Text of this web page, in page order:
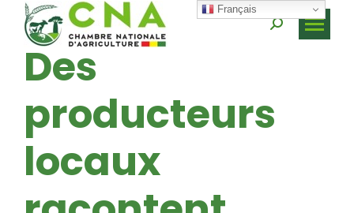
Recherche
Des
producteurs
locaux
Français